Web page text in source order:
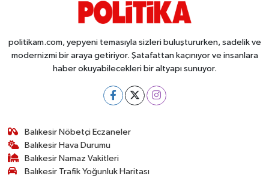
politikam.com, yepyeni temasıyla sizleri buluştururken, sadelik ve
modernizmi bir araya getiriyor. Şatafattan kaçınıyor ve insanlara
haber okuyabilecekleri bir altyapı sunuyor.
Balıkesir Nöbetçi Eczaneler
Balıkesir Hava Durumu
Balıkesir Namaz Vakitleri
Balıkesir Trafik Yoğunluk Haritası